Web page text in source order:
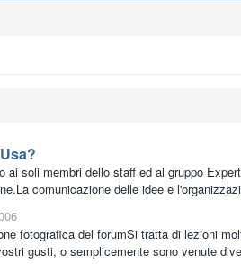
soli membri dello staff ed al gruppo
comunicazione delle idee e
fotografica del forumSi tratta di lezioni
gusti, o semplicemente sono venute